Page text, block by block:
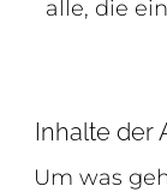
alle, die
Inhalte der
Um was